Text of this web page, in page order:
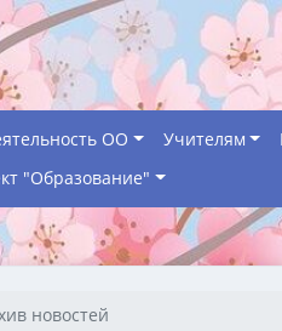
ОО Учителям
"Образование"
новостей